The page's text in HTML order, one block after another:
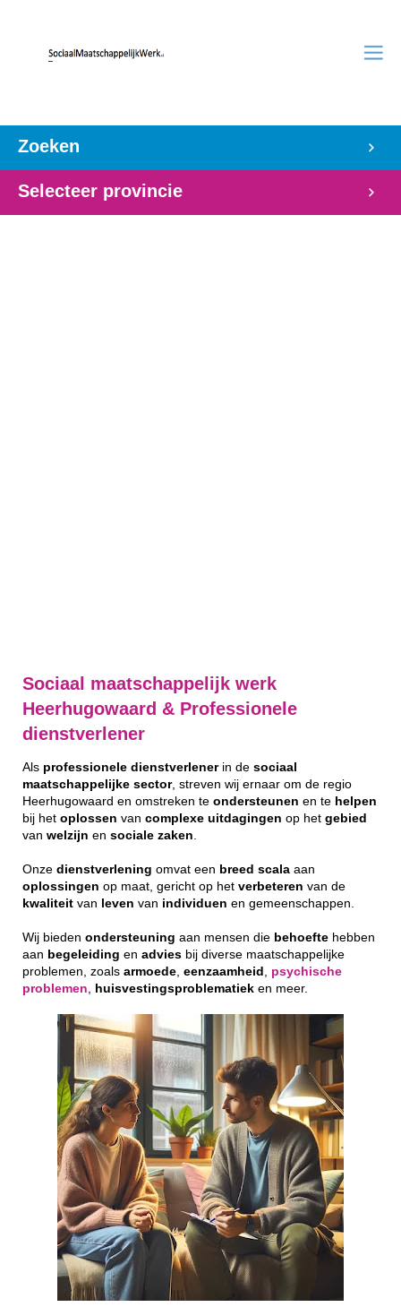
Zoeken
Selecteer provincie
Sociaal maatschappelijk werk
Heerhugowaard & Professionele
dienstverlener
Als professionele dienstverlenerin de sociaal
maatschappelijke sector, streven wij ernaar om de regio
Heerhugowaard en omstreken te ondersteunen en te helpen
bij het oplossen van complexe uitdagingen op het gebied
van welzijn en sociale zaken
Onze dienstverlening omvat een breed scala aan
oplossingen op maat, gericht op het verbeteren van de
kwaliteit van leven van individuen en gemeenschappen.
Wij bieden ondersteuning aan mensen die behoefte hebben
aan begeleiding en advies bij diverse maatschappelijke
problemen, zoals armoede eenzaamheid
psychische
problemen
huisvestingsproblematiek en meer.